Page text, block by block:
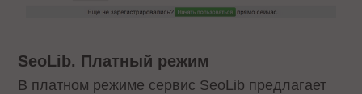
SeoLib. Платный режим
В платном режиме сервис SeoLib предлагает